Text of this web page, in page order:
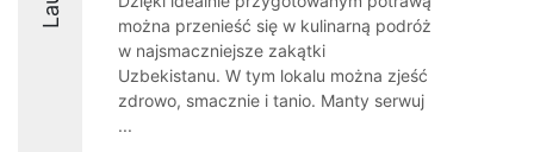
można przenieść się w kulinarną podróż
w najsmaczniejsze zakątki
Uzbekistanu. W tym lokalu można zjeść
zdrowo, smacznie i tanio. Manty serwuj
...